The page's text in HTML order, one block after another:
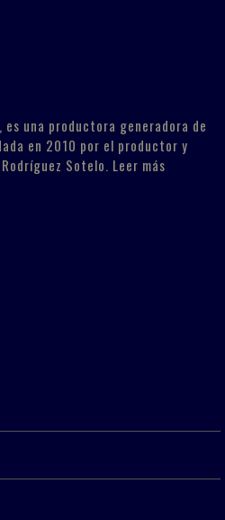
una productora generadora de
en 2010 por el productor y
Sotelo. Leer más